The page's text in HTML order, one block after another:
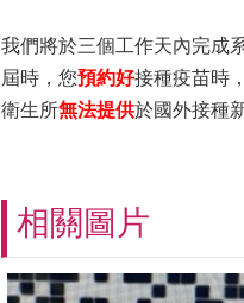
我們將於三個工作天內完成
屆時，您預約好接種疫苗時
衛生所無法提供於國外接種
相關圖片